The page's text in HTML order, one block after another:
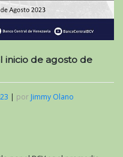
inicio de agosto de
| por Jimmy Olano